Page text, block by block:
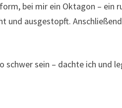
bei mir ein Oktagon – ein
und ausgestopft.
schwer sein – dachte ich und